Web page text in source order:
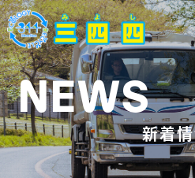
NEWS
新着